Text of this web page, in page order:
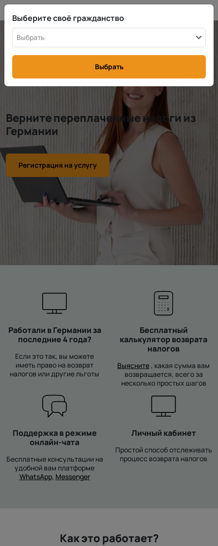
Верните переплаченные налоги из
Германии
Регистрация на услугу
Работали в Германии за
последние 4 года?
Если это так, вы можете
иметь право на возврат
налогов или другие льготы
Бесплатный
калькулятор возврата
налогов
Выясните , какая сумма вам
возвращается, всего за
несколько простых шагов
Поддержка в режиме
онлайн-чата
Бесплатные консультации на
удобной вам платформе
WhatsApp, Messenger
Личный кабинет
Простой способ отслеживать
процесс возврата налогов
Как это работает?
Выберите своё гражданство
Выбрать
Выбрать